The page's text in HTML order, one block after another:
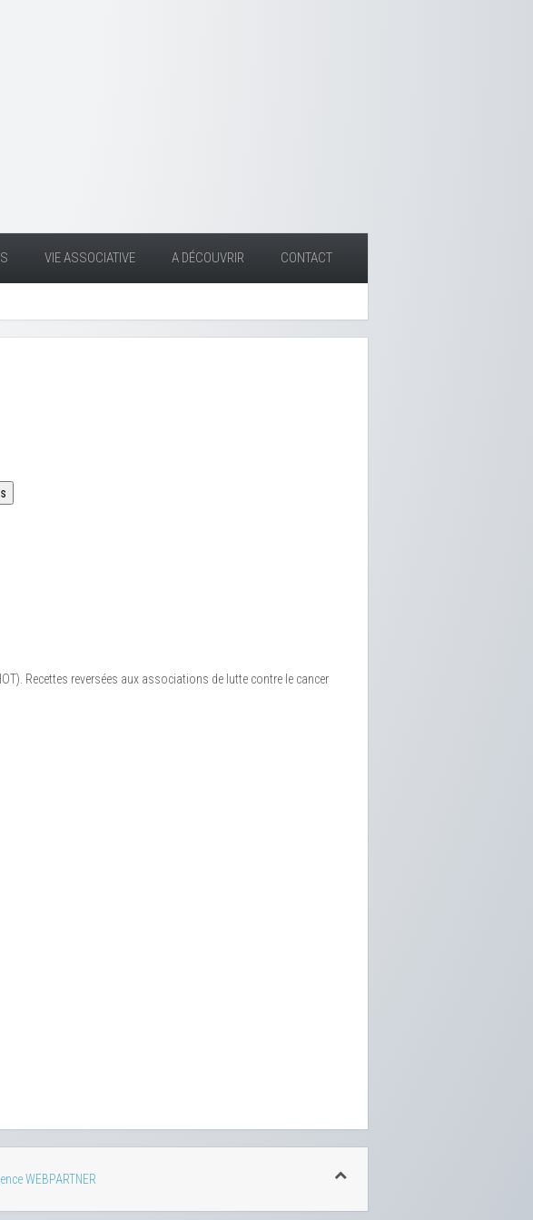
VIE ASSOCIATIVE A DÉCOUVRIR CONTACT
Recettes reversées aux associations de lutte contre le cancer
WEBPARTNER